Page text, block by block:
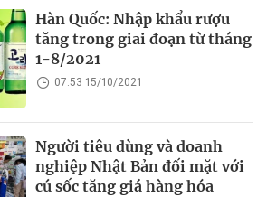
Hàn Quốc: Nhập khẩu rượu
tăng trong giai đoạn từ tháng
1-8/2021
07:53 15/10/2021
Người tiêu dùng và doanh
nghiệp Nhật Bản đối mặt với
cú sốc tăng giá hàng hóa